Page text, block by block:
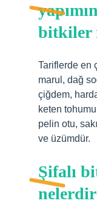
bitkiler
Tariflerde en
marul, dağ
çiğdem,
keten
pelin otu,
ve üzümdür.
Şifalı